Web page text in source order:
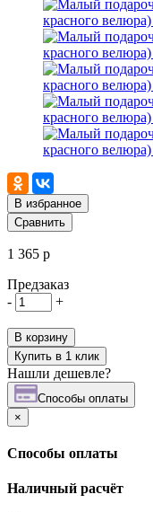
В избранное
Сравнить
1 365 р
Предзаказ
-
+
В корзину
Купить в 1 клик
Нашли дешевле?
Cпособы оплаты
×
Cпособы оплаты
Наличный расчёт